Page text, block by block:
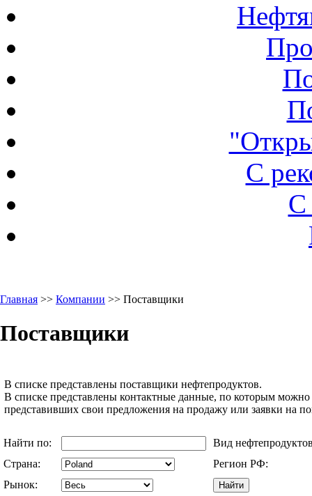
С
С
Главная >> Компании >> Поставщики
Поставщики
В списке представлены поставщики нефтепродуктов.
В списке представлены контактные данные, по которым
представивших свои предложения на продажу или заявки на
Найти по:
Вид
Страна:
Регион РФ:
Рынок: